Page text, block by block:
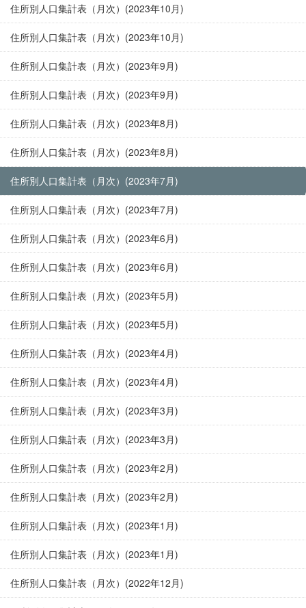
住所別人口集計表（月次）(2023年10月)
住所別人口集計表（月次）(2023年10月)
住所別人口集計表（月次）(2023年9月)
住所別人口集計表（月次）(2023年9月)
住所別人口集計表（月次）(2023年8月)
住所別人口集計表（月次）(2023年8月)
住所別人口集計表（月次）(2023年7月)
住所別人口集計表（月次）(2023年7月)
住所別人口集計表（月次）(2023年6月)
住所別人口集計表（月次）(2023年6月)
住所別人口集計表（月次）(2023年5月)
住所別人口集計表（月次）(2023年5月)
住所別人口集計表（月次）(2023年4月)
住所別人口集計表（月次）(2023年4月)
住所別人口集計表（月次）(2023年3月)
住所別人口集計表（月次）(2023年3月)
住所別人口集計表（月次）(2023年2月)
住所別人口集計表（月次）(2023年2月)
住所別人口集計表（月次）(2023年1月)
住所別人口集計表（月次）(2023年1月)
住所別人口集計表（月次）(2022年12月)